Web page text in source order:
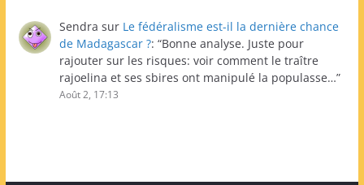
Sendra sur Le fédéralisme est-il la dernière chance
de Madagascar ?: “Bonne analyse. Juste pour
rajouter sur les risques: voir comment le traître
rajoelina et ses sbires ont manipulé la populasse…”
Août 2, 17:13